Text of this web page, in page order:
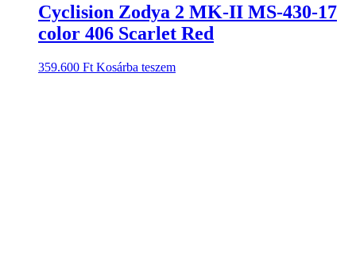
Cyclision Zodya 2 MK-II MS-430-17
color 406 Scarlet Red
359.600 Ft Kosárba teszem